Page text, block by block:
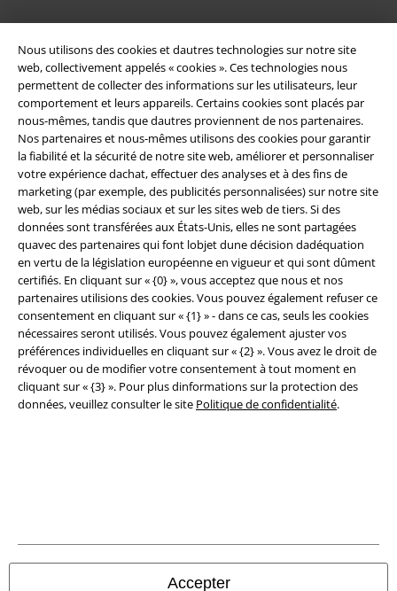
Nous utilisons des cookies et dautres technologies sur notre site
web, collectivement appelés « cookies ». Ces technologies nous
permettent de collecter des informations sur les utilisateurs, leur
comportement et leurs appareils. Certains cookies sont placés par
nous-mêmes, tandis que dautres proviennent de nos partenaires.
Nos partenaires et nous-mêmes utilisons des cookies pour garantir
la fiabilité et la sécurité de notre site web, améliorer et personnaliser
votre expérience dachat, effectuer des analyses et à des fins de
marketing (par exemple, des publicités personnalisées) sur notre site
web, sur les médias sociaux et sur les sites web de tiers. Si des
données sont transférées aux États-Unis, elles ne sont partagées
quavec des partenaires qui font lobjet dune décision dadéquation
en vertu de la législation européenne en vigueur et qui sont dûment
certifiés. En cliquant sur « {0} », vous acceptez que nous et nos
partenaires utilisions des cookies. Vous pouvez également refuser ce
consentement en cliquant sur « {1} » - dans ce cas, seuls les cookies
nécessaires seront utilisés. Vous pouvez également ajuster vos
préférences individuelles en cliquant sur « {2} ». Vous avez le droit de
révoquer ou de modifier votre consentement à tout moment en
cliquant sur « {3} ». Pour plus dinformations sur la protection des
données, veuillez consulter le site Politique de confidentialité.
Accepter
Légal
Conditions générales
Éditeur
Clauses de confidentialité
Élimination des déchets et protection de l'environnement
Déclaration de Conformité
© 1986-2026 Large Popmerchandising BV